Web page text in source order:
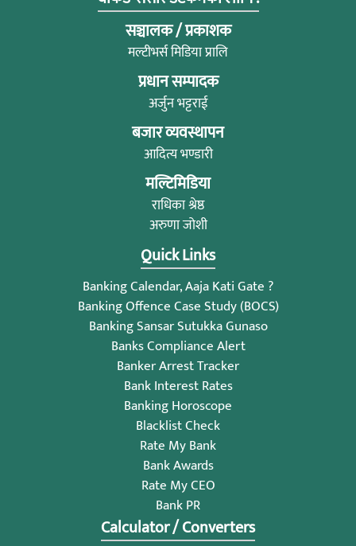
सञ्चालक / प्रकाशक
मल्टीभर्स मिडिया प्रालि
प्रधान सम्पादक
अर्जुन भट्टराई
बजार व्यवस्थापन
आदित्य भण्डारी
मल्टिमिडिया
राधिका श्रेष्ठ
अरुणा जोशी
Quick Links
Banking Calendar, Aaja Kati Gate ?
Banking Offence Case Study (BOCS)
Banking Sansar Sutukka Gunaso
Banks Compliance Alert
Banker Arrest Tracker
Bank Interest Rates
Banking Horoscope
Blacklist Check
Rate My Bank
Bank Awards
Rate My CEO
Bank PR
Calculator / Converters